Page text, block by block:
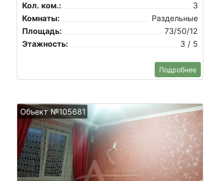
Кол. ком.:
3
Комнаты:
Раздельные
Площадь:
73/50/12
Этажность:
3 / 5
Подробнее
Объект №105681